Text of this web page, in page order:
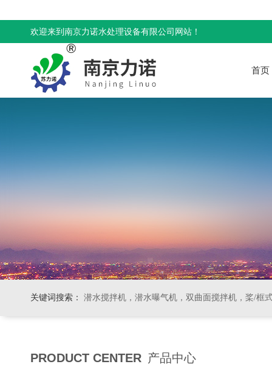
欢迎来到南京力诺水处理设备有限公司网站！
首页
关键词搜索： 潜水搅拌机，潜水曝气机，双曲面搅拌机，桨/框式搅拌
PRODUCT CENTER 产品中心